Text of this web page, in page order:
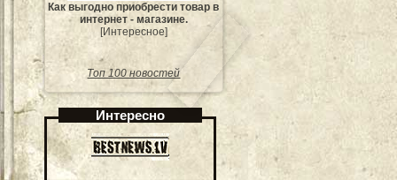
Как выгодно приобрести товар в
интернет - магазине.
[Интересное]
Топ 100 новостей
Интересно